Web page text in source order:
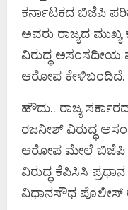
ಕರ್ನಾಟಕದ ಬಿಜೆಪಿ
ಅವರು ರಾಜ್ಯದ
ವಿರುದ್ಧ ಅಸಂಸದೀಯ
ಆರೋಪ ಕೇಳಿಬಂದಿದೆ.
ಹೌದು.. ರಾಜ್ಯ
ರಜನೀಶ್ ವಿರುದ್ಧ
ಆರೋಪ ಮೇಲೆ ಬಿಜೆಪಿ
ವಿರುದ್ಧ ಕೆಪಿಸಿಸಿ
ವಿಧಾನಸೌಧ ಪೊಲೀಸ್